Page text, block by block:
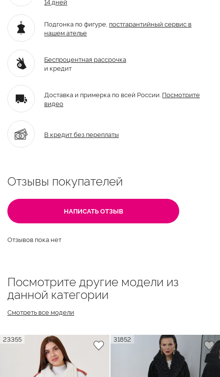
Подгонка по фигуре, постгарантийный сервис в
нашем ателье
Беспроцентная рассрочка
и кредит
Доставка и примерка по всей России. Посмотрите
видео
В кредит без переплаты
Отзывы покупателей
НАПИСАТЬ ОТЗЫВ
Отзывов пока нет
Посмотрите другие модели из
данной категории
Смотреть все модели
23355 31852